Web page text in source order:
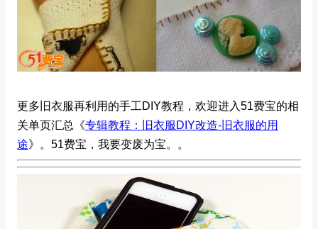
更多旧衣服再利用的手工DIY教程，欢迎进入51费宝的相
关单页汇总《专辑教程：旧衣服DIY改造-旧衣服的用
途》。51费宝，我要变废为宝。 。